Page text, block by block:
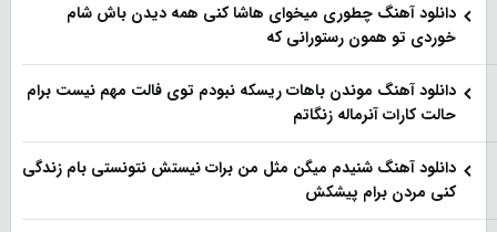
دانلود آهنگ چطوری میخوای هاشا کنی همه دیدن باش شام
خوردی تو همون رستورانی که
دانلود آهنگ موندن باهات ریسکه نبودم توی فالت مهم نیست برام
حالت کارات آنرماله زنگاتم
دانلود آهنگ شنیدم میگن مثل من برات نیستش نتونستی بام زندگی
کنی مردن برام پیشکش